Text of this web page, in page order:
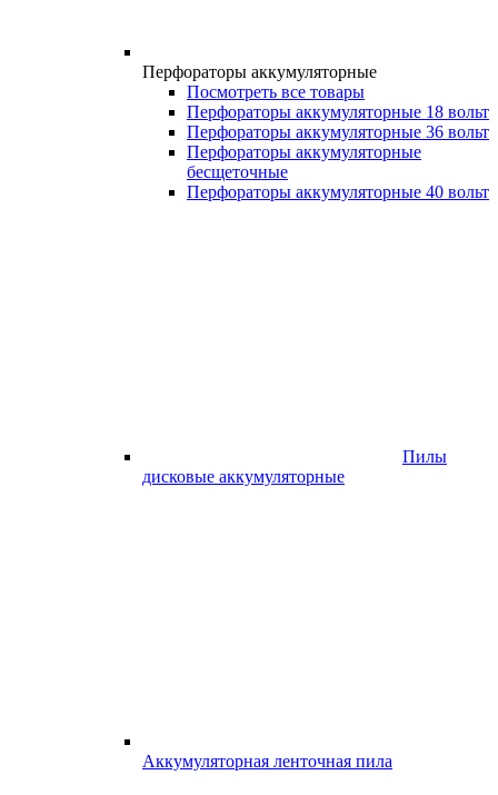
Перфораторы аккумуляторные
Посмотреть все товары
Перфораторы аккумуляторные 18 вольт
Перфораторы аккумуляторные 36 вольт
Перфораторы аккумуляторные
бесщеточные
Перфораторы аккумуляторные 40 вольт
Пилы
дисковые аккумуляторные
Аккумуляторная ленточная пила